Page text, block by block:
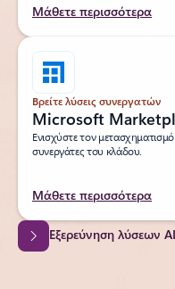
Μάθετε περισσότερα
Βρείτε λύσεις συνεργατών
Microsoft
Ενισχύστε τον
συνεργάτες του κλάδου.
Μάθετε περισσότερα
Εξερεύνηση λύσεων AI